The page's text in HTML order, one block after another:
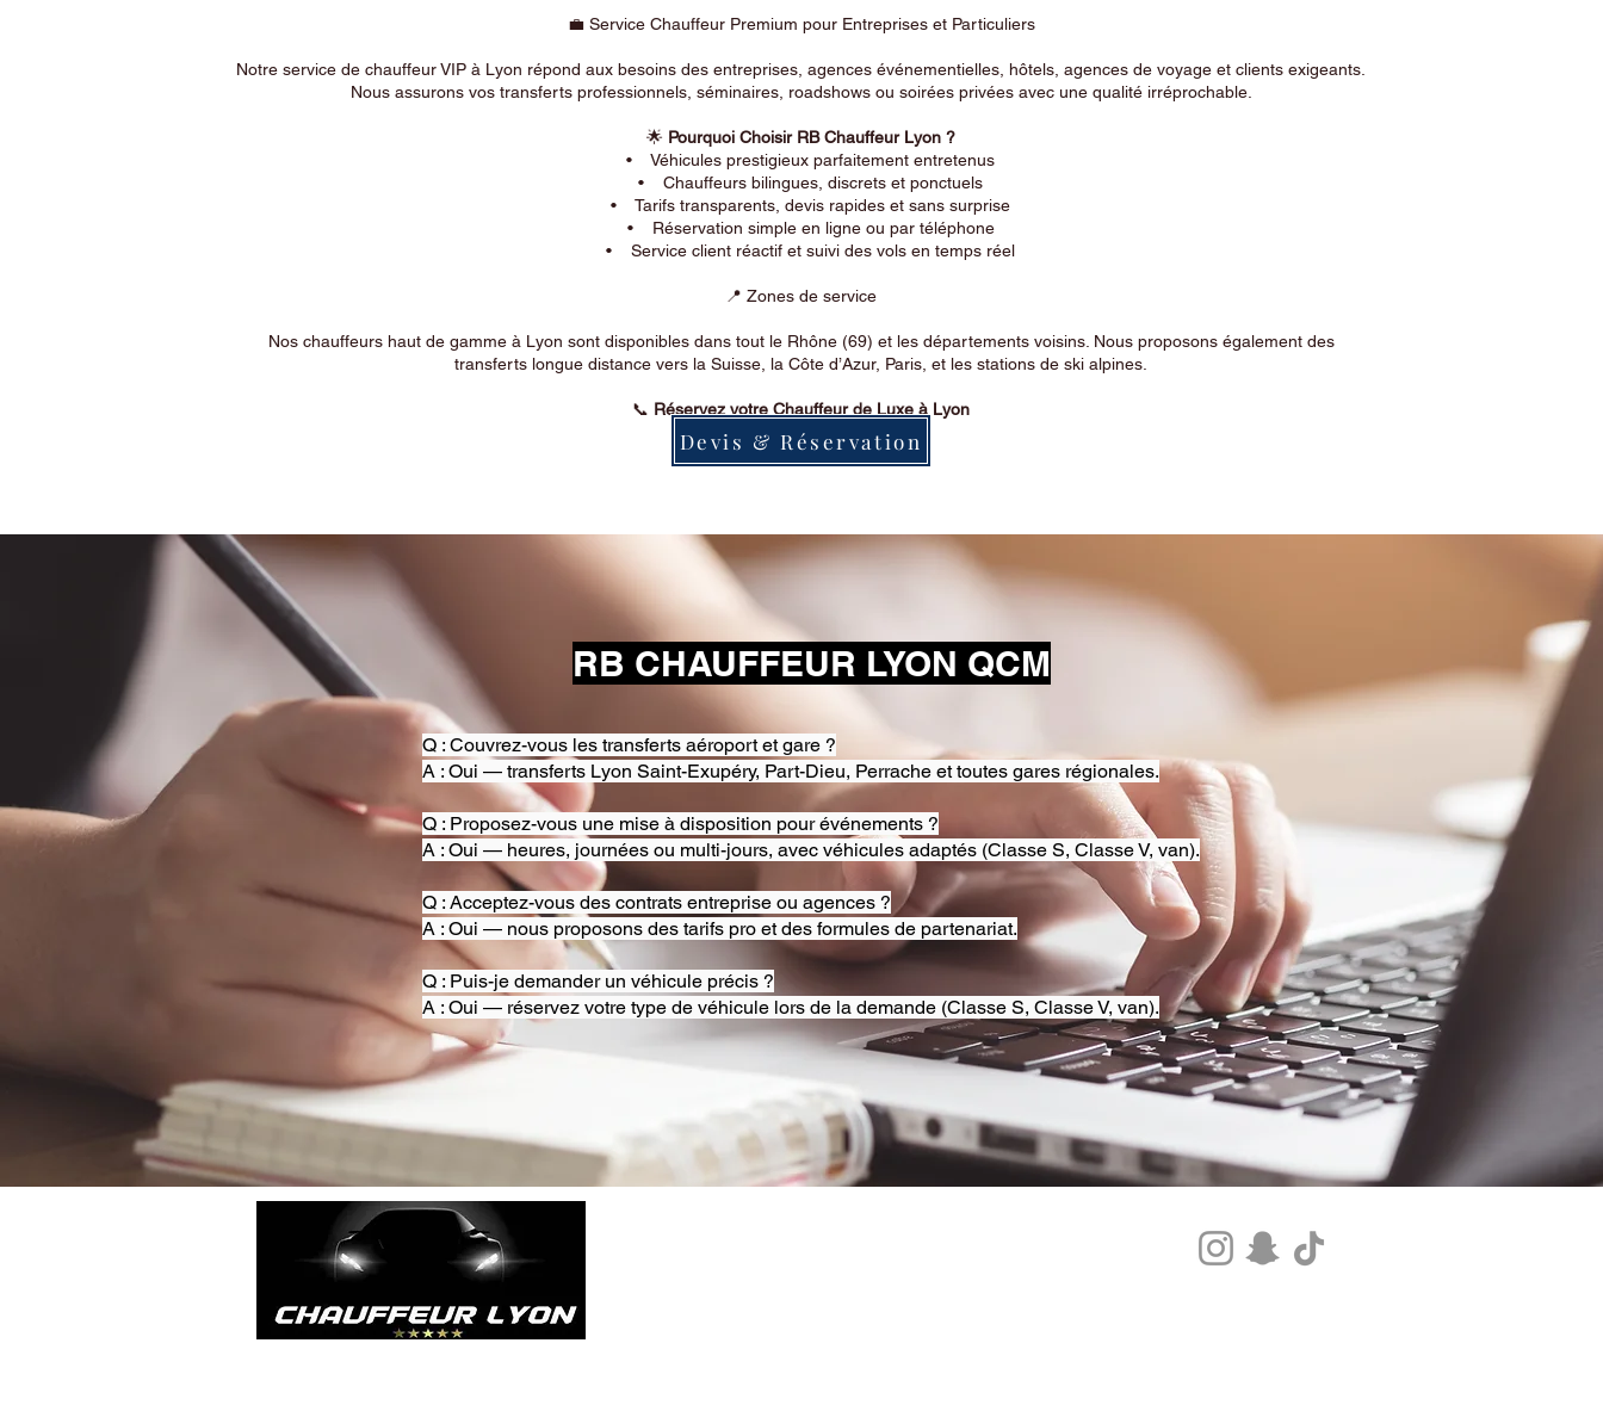
💼 Service Chauffeur Premium pour Entreprises et Particuliers
Notre service de chauffeur VIP à Lyon répond aux besoins des entreprises, agences événementielles, hôtels, agences de voyage et clients exigeants.
Nous assurons vos transferts professionnels, séminaires, roadshows ou soirées privées avec une qualité irréprochable.
🌟 Pourquoi Choisir RB Chauffeur Lyon ?
• Véhicules prestigieux parfaitement entretenus
• Chauffeurs bilingues, discrets et ponctuels
• Tarifs transparents, devis rapides et sans surprise
• Réservation simple en ligne ou par téléphone
• Service client réactif et suivi des vols en temps réel
📍 Zones de service
Nos chauffeurs haut de gamme à Lyon sont disponibles dans tout le Rhône (69) et les départements voisins. Nous proposons également des
transferts longue distance vers la Suisse, la Côte d’Azur, Paris, et les stations de ski alpines.
📞 Réservez votre Chauffeur de Luxe à Lyon
Devis & Réservation
RB CHAUFFEUR LYON QCM
Q : Couvrez-vous les transferts aéroport et gare ?
A : Oui — transferts Lyon Saint-Exupéry, Part-Dieu, Perrache et toutes gares régionales.
Q : Proposez-vous une mise à disposition pour événements ?
A : Oui — heures, journées ou multi-jours, avec véhicules adaptés (Classe S, Classe V, van).
Q : Acceptez-vous des contrats entreprise ou agences ?
A : Oui — nous proposons des tarifs pro et des formules de partenariat.
Q : Puis-je demander un véhicule précis ?
A : Oui — réservez votre type de véhicule lors de la demande (Classe S, Classe V, van).